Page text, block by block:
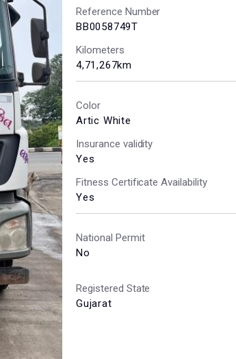
Reference Number
BB0058749T
Kilometers
4,71,267km
Color
Artic White
Insurance validity
Yes
Fitness Certificate Availability
Yes
National Permit
No
Registered State
Gujarat